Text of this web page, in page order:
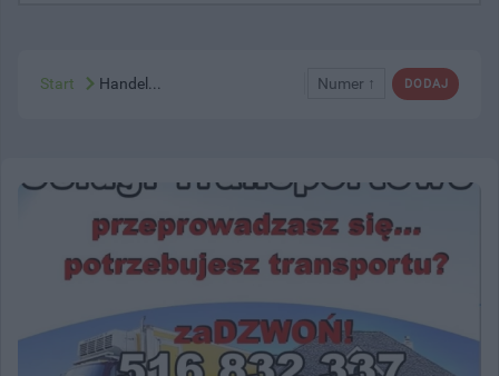
DODAJ
Numer ↑
Start Handel...